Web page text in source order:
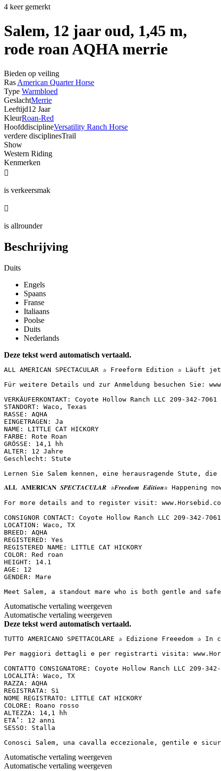
4 keer gemerkt
Salem, 12 jaar oud, 1,45 m,
rode roan AQHA merrie
Bieden op veiling
Ras American Quarter Horse
Type Warmbloed
GeslachtMerrie
Leeftijd12 Jaar
KleurRoan-Red
HoofddisciplineVersatility Ranch Horse
verdere disciplinesTrail
Show
Western Riding
Kenmerken

is verkeersmak

is allrounder
Beschrijving
Duits
Engels
Spaans
Franse
Italiaans
Poolse
Duits
Nederlands
Deze tekst werd automatisch vertaald.
ALL AMERICAN SPECTACULAR ✰ Freeform Edition ✰
Für weitere Details und zur Anmeldung besuchen Sie:
VERKÄUFERKONTAKT: Coyote Hollow Ranch LLC 209-342-
STANDORT: Waco, Texas
RASSE: AQHA
EINGETRAGEN: Ja
NAME: LITTLE CAT HICKORY
FARBE: Rote Roan
GRÖSSE: 14,1 hh
ALTER: 12 Jahre
Geschlecht: Stute
Lernen Sie Salem kennen, eine herausragende Stute,
𝐀𝐋𝐋 𝐀𝐌𝐄𝐑𝐈𝐂𝐀𝐍 𝑺𝑷𝑬𝑪𝑻𝑨𝑪𝑼𝑳𝑨𝑹 ✰𝑭𝒓𝒆𝒆𝒅𝒐𝒎 𝑬𝒅𝒊𝒕𝒊𝒐𝒏✰
For more details and to register visit:
CONSIGNOR CONTACT: Coyote Hollow Ranch LLC 209-342-7061
LOCATION: Waco, TX
BREED: AQHA
REGISTERED: Yes
REGISTERED NAME: LITTLE CAT HICKORY
COLOR: Red roan
HEIGHT: 14.1
AGE: 12
GENDER: Mare
Meet Salem, a standout mare who is both gentle and
Automatische vertaling weergeven
Automatische vertaling weergeven
Deze tekst werd automatisch vertaald.
TUTTO AMERICANO SPETTACOLARE ✰ Edizione
Per maggiori dettagli e per registrarti visita:
CONTATTO CONSIGNATORE: Coyote Hollow Ranch LLC 209-
LOCALITÀ: Waco, TX
RAZZA: AQHA
REGISTRATA: Sì
NOME REGISTRATO: LITTLE CAT HICKORY
COLORE: Roano rosso
ALTEZZA: 14,1 hh
ETA’: 12 anni
SESSO: Stalla
Conosci Salem, una cavalla eccezionale, gentile e
Automatische vertaling weergeven
Automatische vertaling weergeven